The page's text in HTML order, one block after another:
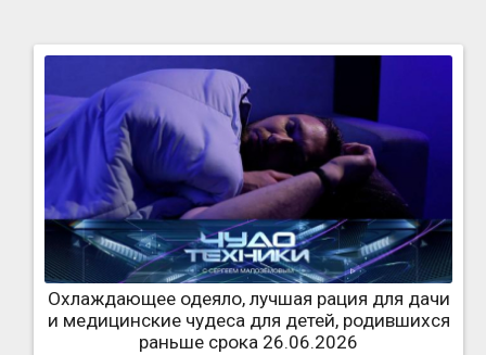
Охлаждающее одеяло, лучшая рация для дачи
и медицинские чудеса для детей, родившихся
раньше срока 26.06.2026